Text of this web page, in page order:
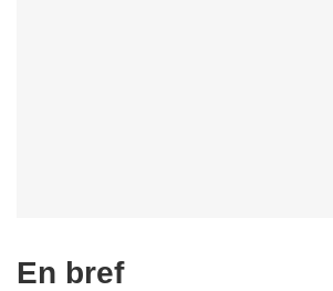
En bref